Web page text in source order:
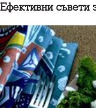
Ефективни съвети